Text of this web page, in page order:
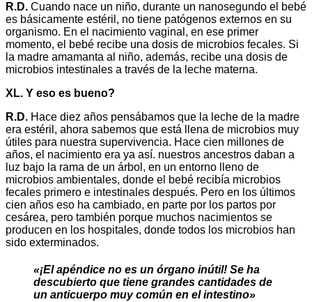
R.D. Cuando nace un niño, durante un nanosegundo el bebé
es básicamente estéril, no tiene patógenos externos en su
organismo. En el nacimiento vaginal, en ese primer
momento, el bebé recibe una dosis de microbios fecales. Si
la madre amamanta al niño, además, recibe una dosis de
microbios intestinales a través de la leche materna.
XL. Y eso es bueno?
R.D. Hace diez años pensábamos que la leche de la madre
era estéril, ahora sabemos que está llena de microbios muy
útiles para nuestra supervivencia. Hace cien millones de
años, el nacimiento era ya así. nuestros ancestros daban a
luz bajo la rama de un árbol, en un entorno lleno de
microbios ambientales, donde el bebé recibía microbios
fecales primero e intestinales después. Pero en los últimos
cien años eso ha cambiado, en parte por los partos por
cesárea, pero también porque muchos nacimientos se
producen en los hospitales, donde todos los microbios han
sido exterminados.
«¡El apéndice no es un órgano inútil! Se ha
descubierto que tiene grandes cantidades de
un anticuerpo muy común en el intestino»